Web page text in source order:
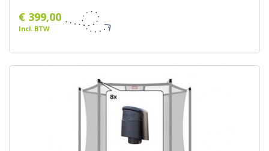
€ 399,00
Incl. BTW